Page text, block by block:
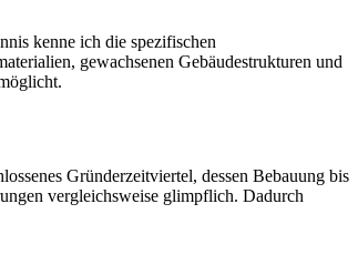
kenne ich die spezifischen
gewachsenen Gebäudestrukturen und
Gründerzeitviertel, dessen Bebauung bis
vergleichsweise glimpflich. Dadurch